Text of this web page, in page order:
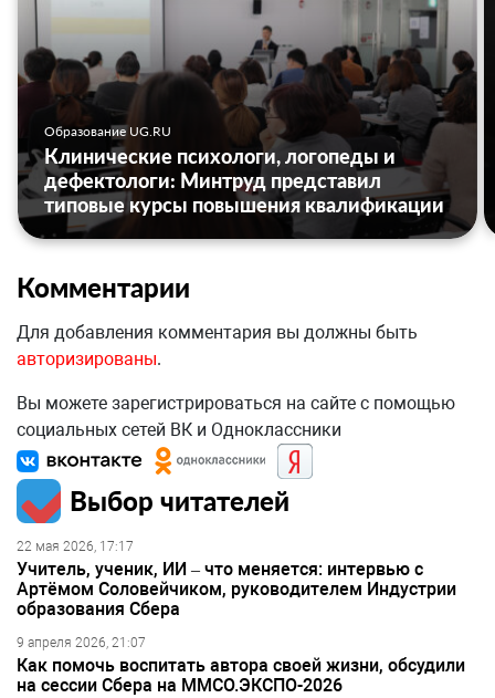
Образование UG.RU
Клинические психологи, логопеды и
дефектологи: Минтруд представил
типовые курсы повышения квалификации
Комментарии
Для добавления комментария вы должны быть
авторизированы.
Вы можете зарегистрироваться на сайте с помощью
социальных сетей ВК и Одноклассники
Выбор читателей
22 мая 2026, 17:17
Учитель, ученик, ИИ – что меняется: интервью с
Артёмом Соловейчиком, руководителем Индустрии
образования Сбера
9 апреля 2026, 21:07
Как помочь воспитать автора своей жизни, обсудили
на сессии Сбера на ММСО.ЭКСПО-2026